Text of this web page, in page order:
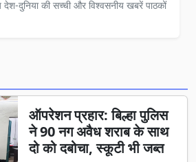
देश-दुनिया की सच्ची और विश्वसनीय खबरें पाठकों
ऑपरेशन प्रहार: बिल्हा पुलिस
ने 90 नग अवैध शराब के साथ
दो को दबोचा, स्कूटी भी जब्त